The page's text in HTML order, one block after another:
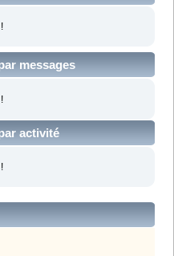
messages
activité